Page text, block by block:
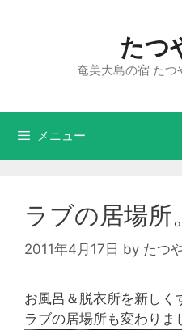
たつ
奄美大島の宿 たつ
メニュー
ラブの居場所
2011年4月17日 by たつ
お風呂＆脱衣所を新しく
ラブの居場所も変わりま